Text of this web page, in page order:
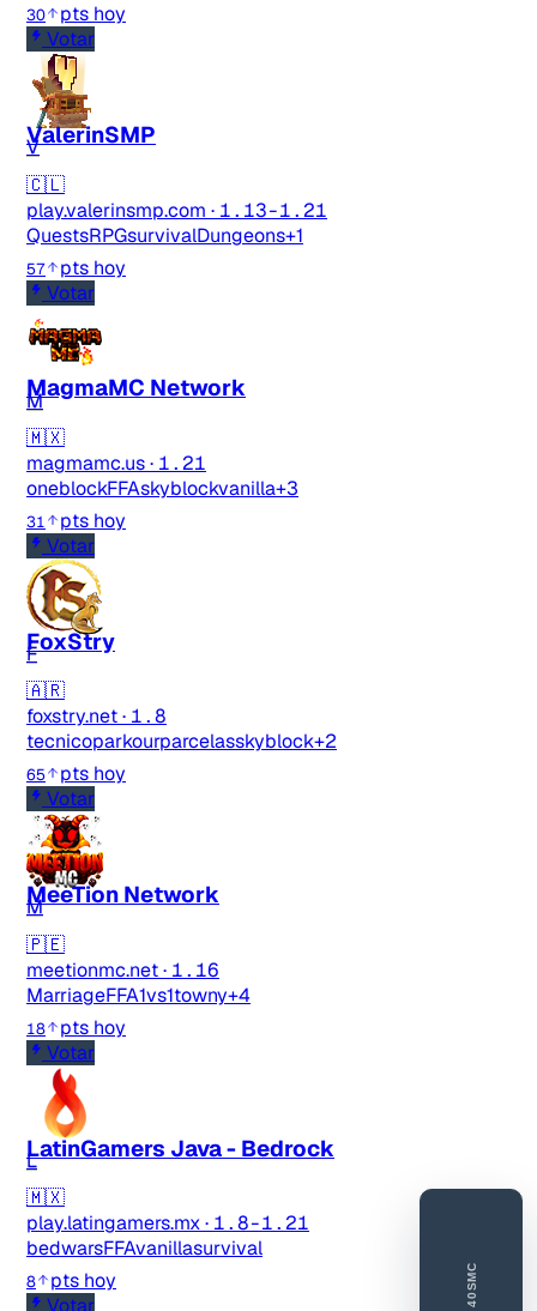
30
pts hoy
Votar
V
ValerinSMP
🇨🇱
play.valerinsmp.com · 1.13-1.21
QuestsRPGsurvivalDungeons+1
57
pts hoy
Votar
M
MagmaMC Network
🇲🇽
magmamc.us· 1.21
oneblockFFAskyblockvanilla+3
31
pts hoy
Votar
F
FoxStry
🇦🇷
foxstry.net· 1.8
tecnicoparkourparcelasskyblock+2
65
pts hoy
Votar
M
MeeTion Network
🇵🇪
meetionmc.net· 1.16
MarriageFFA1vs1towny+4
18
pts hoy
Votar
L
LatinGamers Java - Bedrock
🇲🇽
play.latingamers.mx· 1.8-1.21
bedwarsFFAvanillasurvival
8
pts hoy
40SMC